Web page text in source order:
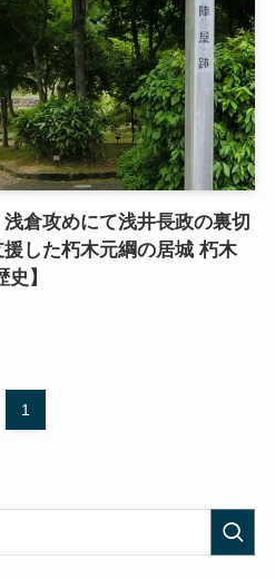
倉攻めにて浅井長政の裏切
した朽木元綱の居城 朽木
】
1